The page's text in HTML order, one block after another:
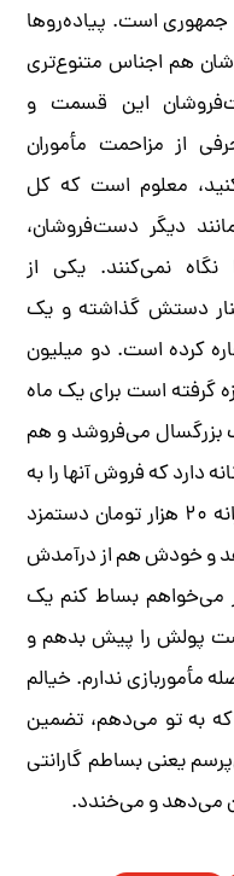
جمهوری است. پیاده‌روها
هم اجناس متنوع‌تری
این قسمت و
از مزاحمت مأموران
کنید، معلوم است که کل
دیگر دست‌فروشان،
نمی‌کنند. یکی از
دستش گذاشته و یک
کرده است. دو میلیون
گرفته است برای یک ماه
بزرگسال می‌فروشد و هم
دارد که فروش آنها را به
شاگردش سپرده است. می‌گوید روزانه ۲۰‌ هزار تومان دستمزد
و خودش هم از درآمدش
می‌خواهم بساط کنم یک
پولش را پیش بدهم و
ندارم. خیالم
به تو می‌دهم، تضمین
یعنی بساطم گارانتی
می‌دهد و می‌خندد.